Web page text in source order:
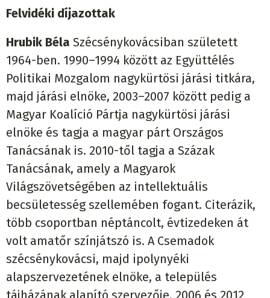
Felvidéki díjazottak
Hrubik Béla Szécsénykovácsiban született
1964-ben. 1990–1994 között az Együttélés
Politikai Mozgalom nagykürtösi járási titkára,
majd járási elnöke, 2003–2007 között pedig a
Magyar Koalíció Pártja nagykürtösi járási
elnöke és tagja a magyar párt Országos
Tanácsának is. 2010-től tagja a Százak
Tanácsának, amely a Magyarok
Világszövetségében az intellektuális
becsületesség szellemében fogant. Citerázik,
több csoportban néptáncolt, évtizedeken át
volt amatőr színjátszó is. A Csemadok
szécsénykovácsi, majd ipolynyéki
alapszervezetének elnöke, a település